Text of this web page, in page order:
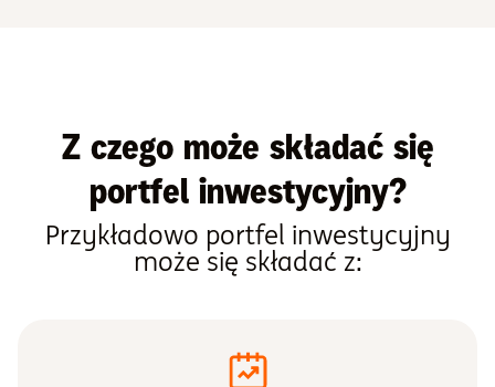
Z czego może składać się
portfel inwestycyjny?
Przykładowo portfel inwestycyjny
może się składać z: